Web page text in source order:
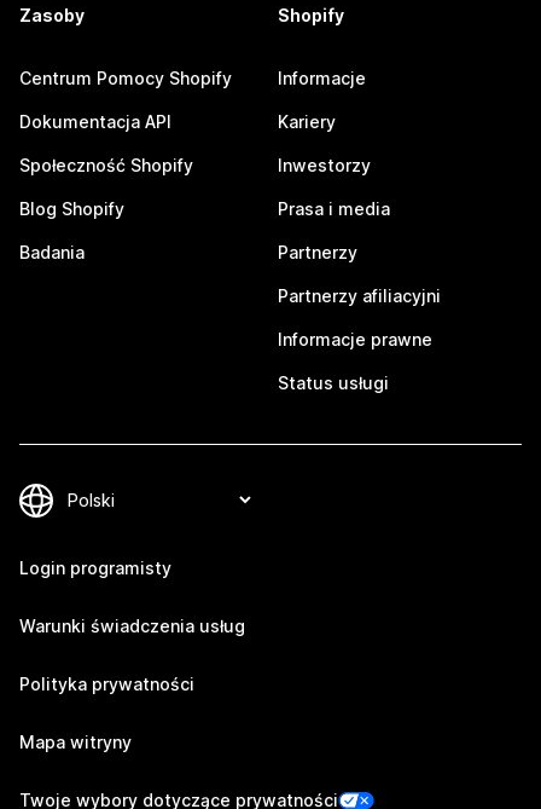
Zasoby
Centrum Pomocy Shopify
Dokumentacja API
Społeczność Shopify
Blog Shopify
Badania
Shopify
Informacje
Kariery
Inwestorzy
Prasa i media
Partnerzy
Partnerzy afiliacyjni
Informacje prawne
Status usługi
Login programisty
Warunki świadczenia usług
Polityka prywatności
Mapa witryny
Twoje wybory dotyczące prywatności